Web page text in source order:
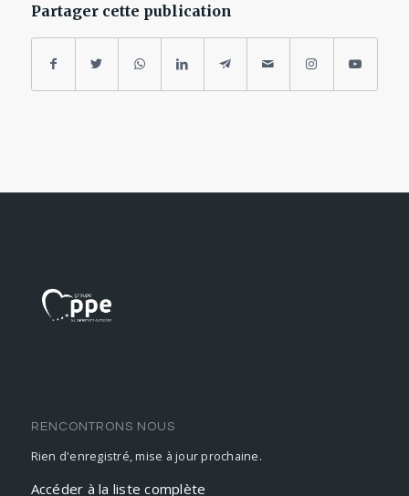
Partager cette publication
RENCONTRONS NOUS
Rien d'enregistré, mise à jour prochaine.
Accéder à la liste complète